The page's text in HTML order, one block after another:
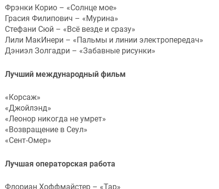
Фрэнки Корио – «Солнце мое»
Грасия Филипович – «Мурина»
Стефани Сюй – «Всё везде и сразу»
Лили МакИнери – «Пальмы и линии электропередач»
Дэниэл Золгадри – «Забавные рисунки»
Лучший международный фильм
«Корсаж»
«Джойлэнд»
«Леонор никогда не умрет»
«Возвращение в Сеул»
«Сент-Омер»
Лучшая операторская работа
Флориан Хоффмайстер – «Тар»